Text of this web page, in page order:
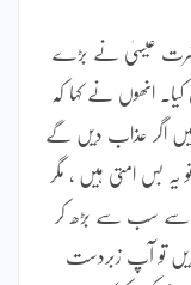
حضرت عیسیٰ نے بڑے
انھوں نے کہا کہ
اگر عذاب دیں گے
یہ بس امتی ہیں ، مگر
سے سب سے بڑھ کر
تو آپ زبردست